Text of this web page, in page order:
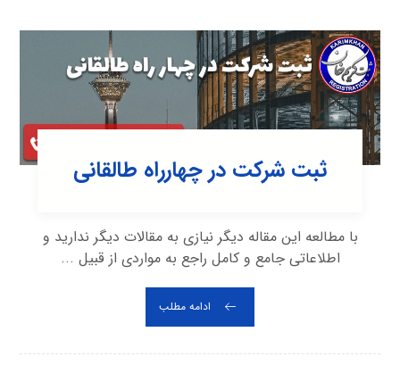
ثبت شرکت در چهارراه طالقانی
با مطالعه این مقاله دیگر نیازی به مقالات دیگر ندارید و
اطلاعاتی جامع و کامل راجع به مواردی از قبیل ...
ادامه مطلب